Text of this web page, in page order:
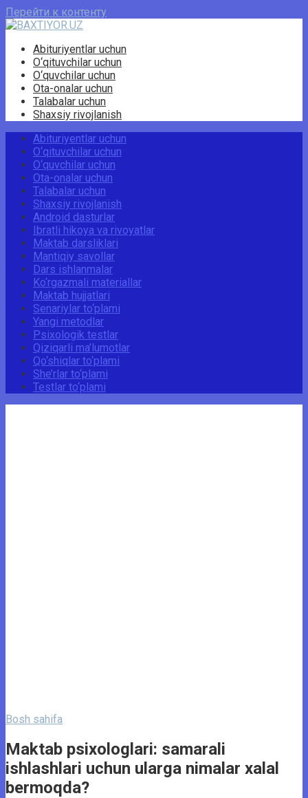
Перейти к контенту
Abituriyentlar uchun
O‘qituvchilar uchun
O‘quvchilar uchun
Ota-onalar uchun
Talabalar uchun
Shaxsiy rivojlanish
Abituriyentlar uchun
O‘qituvchilar uchun
O‘quvchilar uchun
Ota-onalar uchun
Talabalar uchun
Shaxsiy rivojlanish
Android dasturlar
Ibratli hikoya va rivoyatlar
Maktab darsliklari
Mantiqiy savollar
Dars ishlanmalar
Ko‘rgazmali materiallar
Maktab hujjatlari
Senariylar to‘plami
Yangi metodlar
Psixologik testlar
Qiziqarli ma’lumotlar
Qo‘shiqlar to‘plami
She’rlar to‘plami
Testlar to‘plami
Bosh sahifa
Maktab psixologlari: samarali
ishlashlari uchun ularga nimalar xalal
bermoqda?